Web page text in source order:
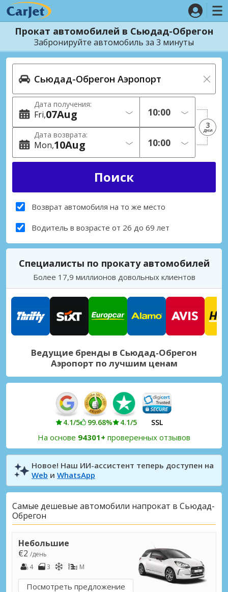
Прокат автомобилей в Сьюдад-Обрегон
Забронируйте автомобиль за 3 минуты
Дата получения:
Fri 07Aug
Дата возврата:
Mon 10Aug
3
дни
Возврат автомобиля на то же место
Водитель в возрасте от 26 до 69 лет
Специалисты по прокату автомобилей
Более 17,9 миллионов довольных клиентов
Ведущие бренды в Сьюдад-Обрегон
Аэропорт по лучшим ценам
4.1/5 99.68% 4.1/5 SSL
На основе 94301+ проверенных отзывов
Новое! Наш ИИ-ассистент теперь доступен на
Web и WhatsApp
Самые дешевые автомобили напрокат в Сьюдад-
Обрегон
Небольшие
€2 /день
4
3 M
Посмотреть предложение